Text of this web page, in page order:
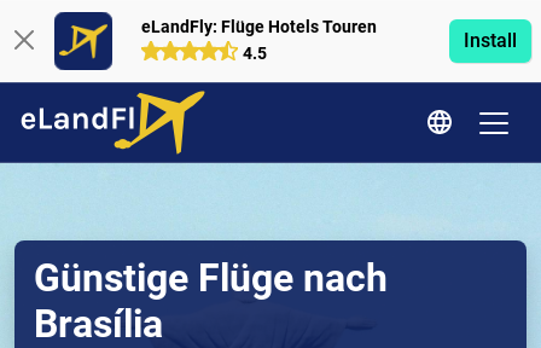
eLandFly: Flüge Hotels Touren
4.5
Install
Günstige Flüge nach
Brasília